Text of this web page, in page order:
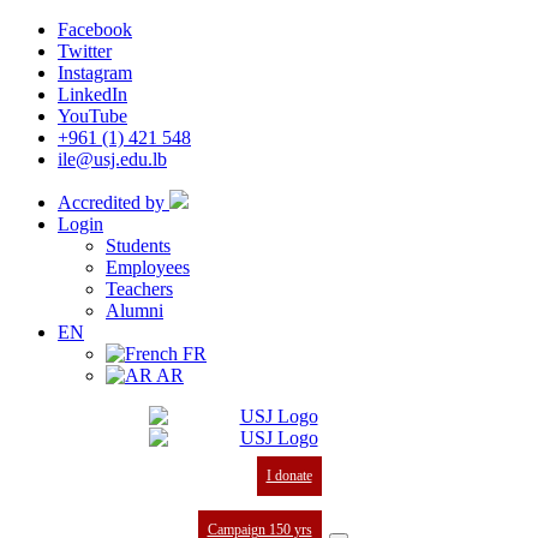
Facebook
Twitter
Instagram
LinkedIn
YouTube
+961 (1) 421 548
ile@usj.edu.lb
Accredited by
Login
Students
Employees
Teachers
Alumni
EN
FR
AR
I donate
Campaign 150 yrs